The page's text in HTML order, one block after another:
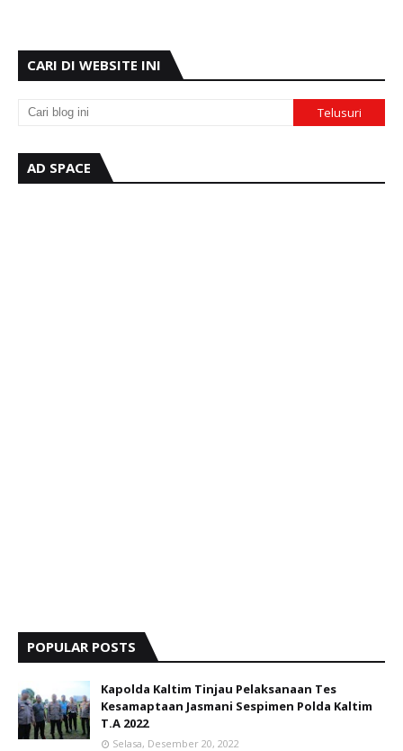
CARI DI WEBSITE INI
AD SPACE
POPULAR POSTS
Kapolda Kaltim Tinjau Pelaksanaan Tes
Kesamaptaan Jasmani Sespimen Polda Kaltim
T.A 2022
Selasa, Desember 20, 2022